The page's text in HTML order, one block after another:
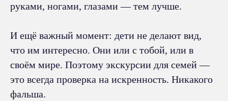
руками, ногами, глазами — тем лучше.
И ещё важный момент: дети не делают вид,
что им интересно. Они или с тобой, или в
своём мире. Поэтому экскурсии для семей —
это всегда проверка на искренность. Никакого
фальша.